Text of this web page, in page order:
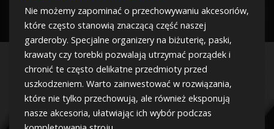
Nie możemy zapominać o przechowywaniu akcesoriów,
które często stanowią znaczącą część naszej
garderoby. Specjalne organizery na biżuterię, paski,
krawaty czy torebki pozwalają utrzymać porządek i
chronić te często delikatne przedmioty przed
uszkodzeniem. Warto zainwestować w rozwiązania,
które nie tylko przechowują, ale również eksponują
nasze akcesoria, ułatwiając ich wybór podczas